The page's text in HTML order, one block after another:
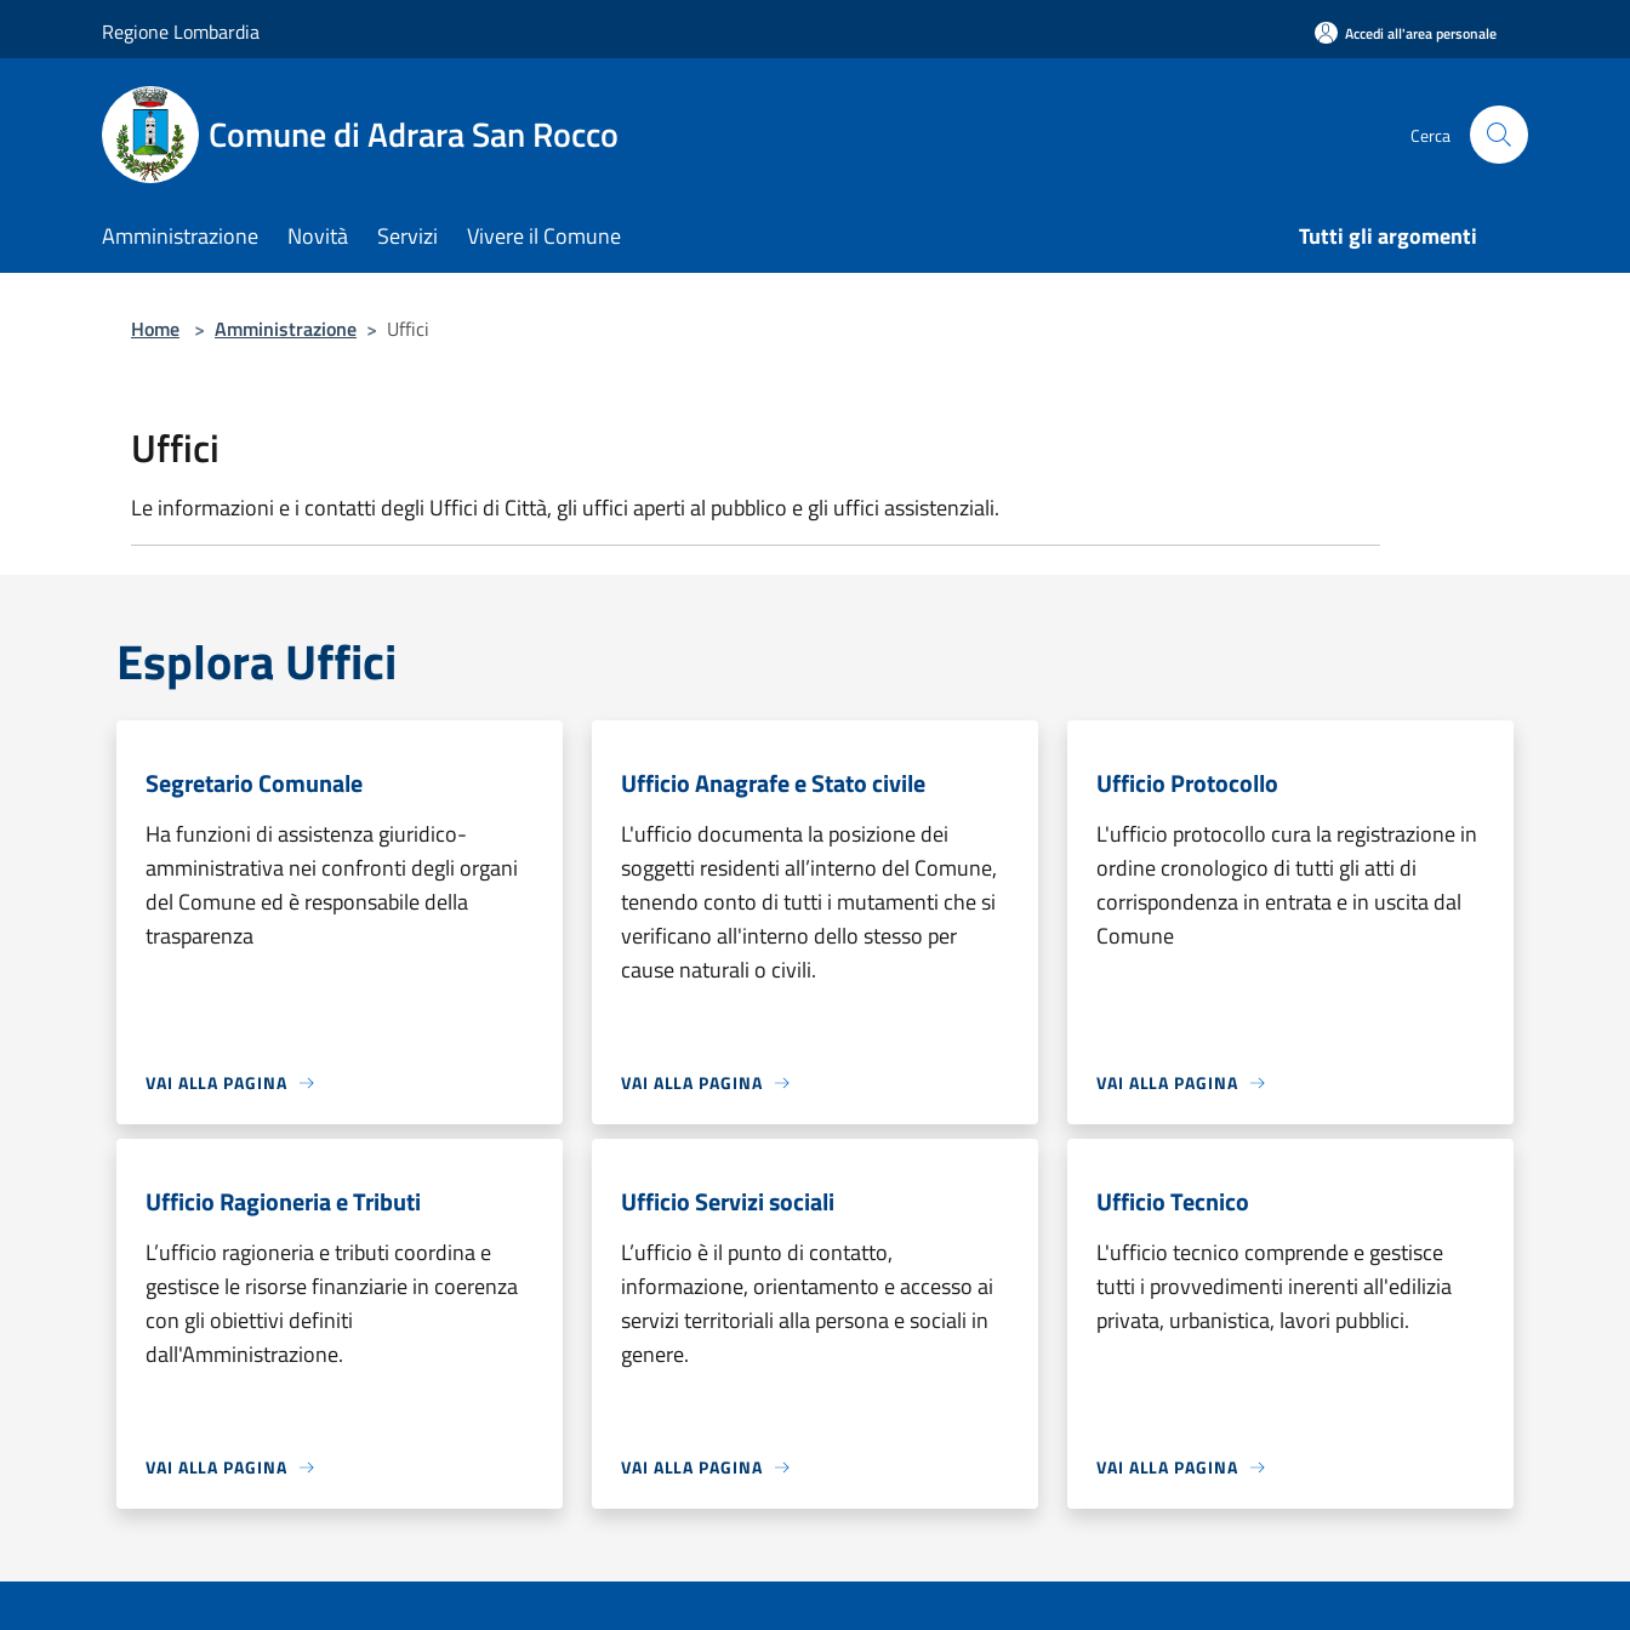
Regione Lombardia Accedi all'area personale
Comune di Adrara San Rocco Cerca
Amministrazione Novità Servizi Vivere il Comune Tutti gli argomenti
Home > Amministrazione > Uffici
Uffici
Le informazioni e i contatti degli Uffici di Città, gli uffici aperti al pubblico e gli uffici assistenziali.
Esplora Uffici
Segretario Comunale
Ha funzioni di assistenza giuridico-
amministrativa nei confronti degli organi
del Comune ed è responsabile della
trasparenza
VAI ALLA PAGINA
Ufficio Anagrafe e Stato civile
L'ufficio documenta la posizione dei
soggetti residenti all’interno del Comune,
tenendo conto di tutti i mutamenti che si
verificano all'interno dello stesso per
cause naturali o civili.
VAI ALLA PAGINA
Ufficio Protocollo
L'ufficio protocollo cura la registrazione in
ordine cronologico di tutti gli atti di
corrispondenza in entrata e in uscita dal
Comune
VAI ALLA PAGINA
Ufficio Ragioneria e Tributi
L’ufficio ragioneria e tributi coordina e
gestisce le risorse finanziarie in coerenza
con gli obiettivi definiti
dall'Amministrazione.
VAI ALLA PAGINA
Ufficio Servizi sociali
L’ufficio è il punto di contatto,
informazione, orientamento e accesso ai
servizi territoriali alla persona e sociali in
genere.
VAI ALLA PAGINA
Ufficio Tecnico
L'ufficio tecnico comprende e gestisce
tutti i provvedimenti inerenti all'edilizia
privata, urbanistica, lavori pubblici.
VAI ALLA PAGINA